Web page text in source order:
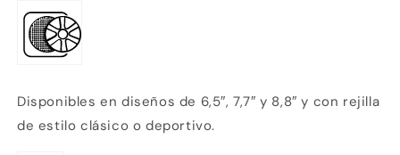
Disponibles en diseños de 6,5″, 7,7″ y 8,8″ y con rejilla
de estilo clásico o deportivo.